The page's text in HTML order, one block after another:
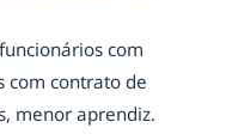
com
com contrato de
menor aprendiz.